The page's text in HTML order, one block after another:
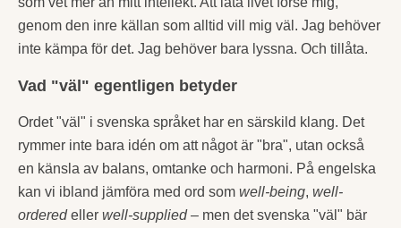
genom den inre källan som alltid vill mig väl. Jag behöver
inte kämpa för det. Jag behöver bara lyssna. Och tillåta.
Vad "väl" egentligen betyder
Ordet "väl" i svenska språket har en särskild klang. Det
rymmer inte bara idén om att något är "bra", utan också
en känsla av balans, omtanke och harmoni. På engelska
kan vi ibland jämföra med ord som well-being, well-
orderedeller well-supplied– men det svenska "väl" bär